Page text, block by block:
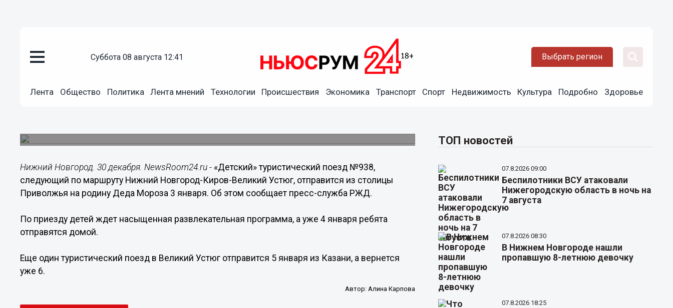
суббота 08 августа 12:41 Выбрать регион
Лента Общество Политика Лента мнений Технологии Происшествия Экономика Транспорт Спорт Недвижимость Культура Подробно Здоровье
Детский туристический поезд в Великий Устюг отправится
Нижний Новгород. 30 декабря. NewsRoom24.ru - «Детский» туристический поезд №938,
следующий по маршруту Нижний Новгород-Киров-Великий Устюг, отправится из столицы
Приволжья на родину Деда Мороза 3 января. Об этом сообщает пресс-служба РЖД.
По приезду детей ждет насыщенная развлекательная программа, а уже 4 января ребята
отправятся домой.
Еще один туристический поезд в Великий Устюг отправится 5 января из Казани, а вернется
уже 6.
Автор: Алина Карпова
ТОП новостей
07.8.2026 09:00
Беспилотники ВСУ атаковали
Нижегородскую область в ночь на
7 августа
07.8.2026 08:30
В Нижнем Новгороде нашли
пропавшую 8-летнюю девочку
07.8.2026 18:25